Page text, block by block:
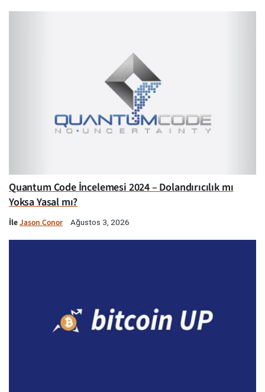
Quantum Code İncelemesi 2024 – Dolandırıcılık mı
Yoksa Yasal mı?
İleJason Conor Ağustos 3, 2026